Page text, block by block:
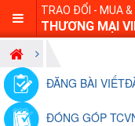
TRAO ĐỔI - MUA &
THƯƠNG MẠI
ĐĂNG BÀI VIẾT
ĐÓNG GÓP